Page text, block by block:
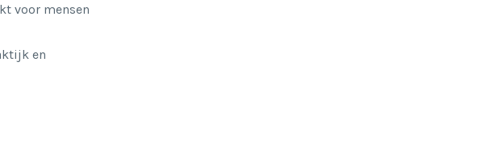
voor mensen
en